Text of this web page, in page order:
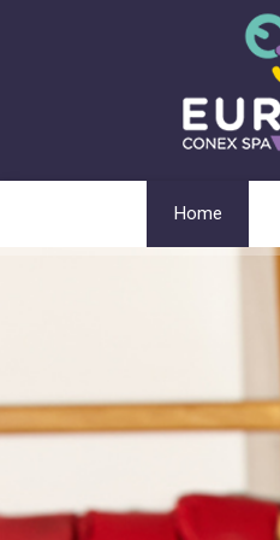
Home